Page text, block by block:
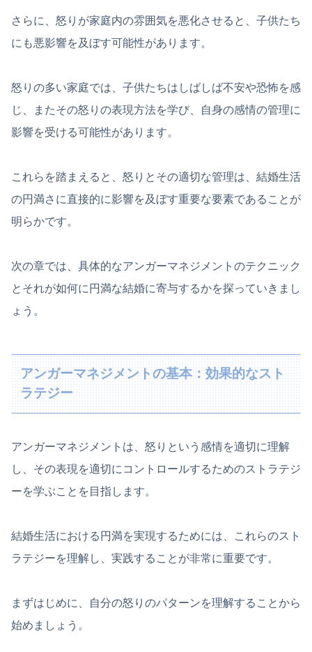
さらに、怒りが家庭内の雰囲気を悪化させると、子供たち
にも悪影響を及ぼす可能性があります。
怒りの多い家庭では、子供たちはしばしば不安や恐怖を感
じ、またその怒りの表現方法を学び、自身の感情の管理に
影響を受ける可能性があります。
これらを踏まえると、怒りとその適切な管理は、結婚生活
の円満さに直接的に影響を及ぼす重要な要素であることが
明らかです。
次の章では、具体的なアンガーマネジメントのテクニック
とそれが如何に円満な結婚に寄与するかを探っていきまし
ょう。
アンガーマネジメントの基本：効果的なスト
ラテジー
アンガーマネジメントは、怒りという感情を適切に理解
し、その表現を適切にコントロールするためのストラテジ
ーを学ぶことを目指します。
結婚生活における円満を実現するためには、これらのスト
ラテジーを理解し、実践することが非常に重要です。
まずはじめに、自分の怒りのパターンを理解することから
始めましょう。